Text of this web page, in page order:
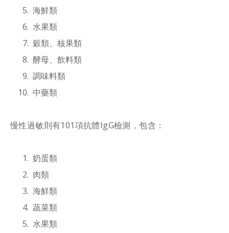
海鮮類
水果類
穀類、核果類
酵母、飲料類
調味料類
中藥類
慢性過敏則有101項抗體IgG檢測，包含：
奶蛋類
肉類
海鮮類
蔬菜類
水果類